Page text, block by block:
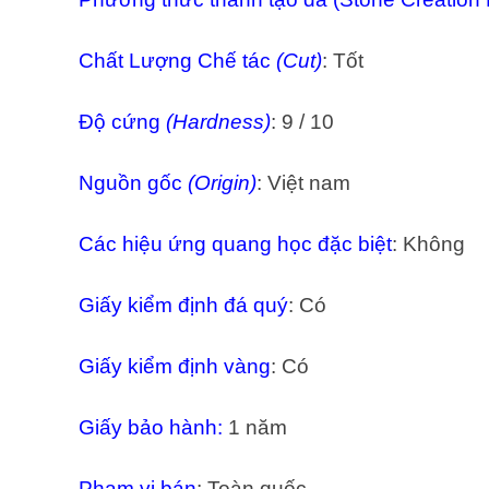
Chất Lượng Chế tác (Cut): Tốt
Độ cứng (Hardness): 9 / 10
Nguồn gốc (Origin): Việt nam
Các hiệu ứng quang học đặc biệt: Không
Giấy kiểm định đá quý: Có
Giấy kiểm định vàng: Có
Giấy bảo hành: 1 năm